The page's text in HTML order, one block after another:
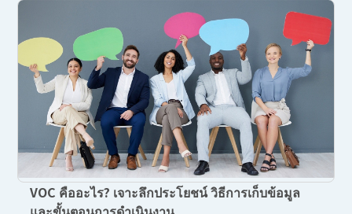
VOC คืออะไร? เจาะลึกประโยชน์ วิธีการเก็บข้อมูล